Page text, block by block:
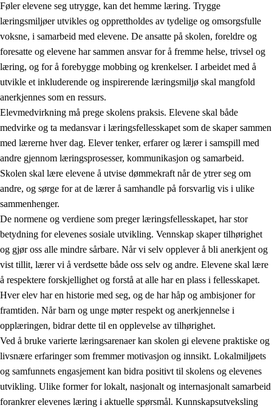
3. Prinsipper for skolens praksis
3.1 Et inkluderende læringsmiljø
3.2 Undervisning og tilpasset opplæring
3.3 Samarbeid mellom hjem og skole
3.4 Opplæring i lærebedrift og arbeidsliv
3.5 Profesjonsfellesskap og skoleutvikling
Føler elevene seg utrygge, kan det hemme læring. Trygge
læringsmiljøer utvikles og opprettholdes av tydelige og omsorgsfulle
voksne, i samarbeid med elevene. De ansatte på skolen, foreldre og
foresatte og elevene har sammen ansvar for å fremme helse, trivsel og
læring, og for å forebygge mobbing og krenkelser. I arbeidet med å
utvikle et inkluderende og inspirerende læringsmiljø skal mangfold
anerkjennes som en ressurs.
Elevmedvirkning må prege skolens praksis. Elevene skal både
medvirke og ta medansvar i læringsfellesskapet som de skaper sammen
med lærerne hver dag. Elever tenker, erfarer og lærer i samspill med
andre gjennom læringsprosesser, kommunikasjon og samarbeid.
Skolen skal lære elevene å utvise dømmekraft når de ytrer seg om
andre, og sørge for at de lærer å samhandle på forsvarlig vis i ulike
sammenhenger.
De normene og verdiene som preger læringsfellesskapet, har stor
betydning for elevenes sosiale utvikling. Vennskap skaper tilhørighet
og gjør oss alle mindre sårbare. Når vi selv opplever å bli anerkjent og
vist tillit, lærer vi å verdsette både oss selv og andre. Elevene skal lære
å respektere forskjellighet og forstå at alle har en plass i fellesskapet.
Hver elev har en historie med seg, og de har håp og ambisjoner for
framtiden. Når barn og unge møter respekt og anerkjennelse i
opplæringen, bidrar dette til en opplevelse av tilhørighet.
Ved å bruke varierte læringsarenaer kan skolen gi elevene praktiske og
livsnære erfaringer som fremmer motivasjon og innsikt. Lokalmiljøets
og samfunnets engasjement kan bidra positivt til skolens og elevenes
utvikling. Ulike former for lokalt, nasjonalt og internasjonalt samarbeid
forankrer elevenes læring i aktuelle spørsmål. Kunnskapsutveksling